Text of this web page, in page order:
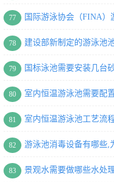
77 国际游泳协会（FINA
78 建设部新制定的游泳池
79 国标泳池需要安装几台
80 室内恒温游泳池需要配
81 室内恒温游泳池工艺流
82 游泳池消毒设备有哪些,
83 景观水需要做哪些水处